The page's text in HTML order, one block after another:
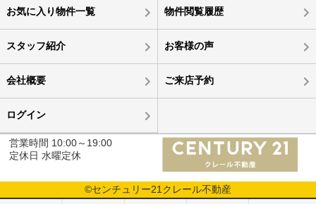
お気に入り物件一覧 物件閲覧履歴
スタッフ紹介 お客様の声
会社概要 ご来店予約
ログイン
営業時間 10:00～19:00
定休日 水曜定休
©センチュリー21クレール不動産